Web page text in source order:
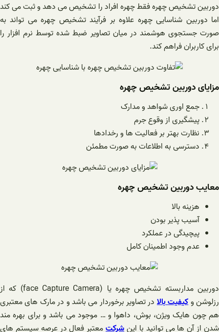
دوربین تشخیص چهره فقط چهره افراد را تشخیص می دهد و ثبت می کند
اما دوربین شناسایی چهره علاوه بر فرآیند تشخیص چهره می تواند به
صورت جستجوی هوشمند در میان تصاویر ضبط شده توسط نرم افزار را
برای کاربران فراهم کند.
مزایای دوربین تشخیص چهره
جمع اوری شواهد و مدارک
پیشگیری از وقوع جرم
نظارت بهتر بر فعالیت ها و رخدادها
دسترسی به اطلاعات به صورت مطمئن
معایب دوربین تشخیص چهره
هزینه بالا
آسیب پذیر بودن
پیچیدگی در عملکرد
عدم وجود اطمینان کامل
دوربین مداربسته تشخیص چهره یا (face Capture Camera) که از
رزلوشن وکیفیت بالادر تصاویر برخوردار می باشد و در مارک های معتبری
هم چون هایک ویژن، بوش، داهوا و … موجود می باشد و برای بهره مند
شدن از آن ها می توانید با اینشرکتمعتبر فعال در عرصه سیستم های